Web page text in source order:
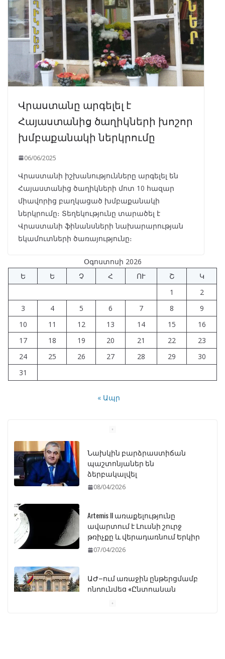
Վրաստանը արգելել է
Հայաստանից ծաղիկների խոշոր
խմբաքանակի ներկրումը
06/06/2025
Վրաստանի իշխանությունները արգելել են
Հայաստանից ծաղիկների մոտ 10 հազար
միավորից բաղկացած խմբաքանակի
ներկրումը։ Տեղեկությունը տարածել է
Վրաստանի ֆինանսների նախարարության
եկամուտների ծառայությունը։
Օգոստոսի 2026
Ե
Ե Չ Հ ՈՒ Շ
Կ
1
2
3
4 5 6 7 8
9
10
11 12 13 14 15
16
17
18 19 20 21 22
23
24
25 26 27 28 29
30
31
« Ապր
Artemis II առաքելությունը
ավարտում է Լուսնի շուրջ
թռիչքը և վերադառնում Երկիր
07/04/2026
ԱԺ–ում առաջին ընթերցմամբ
ընդունվեց «Ընտրական
օրենսգրքի» փոփոխության
նախագիծը
Դատախազությունը